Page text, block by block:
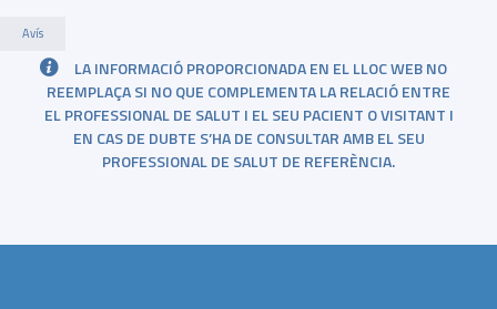
Avís
LA INFORMACIÓ PROPORCIONADA EN EL LLOC WEB NO
REEMPLAÇA SI NO QUE COMPLEMENTA LA RELACIÓ ENTRE
EL PROFESSIONAL DE SALUT I EL SEU PACIENT O VISITANT I
EN CAS DE DUBTE S’HA DE CONSULTAR AMB EL SEU
PROFESSIONAL DE SALUT DE REFERÈNCIA.